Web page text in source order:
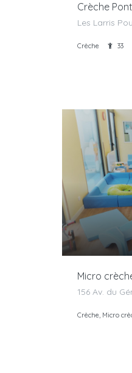
Crèche
Les Larris
Crèche 33
Crèche, Micro